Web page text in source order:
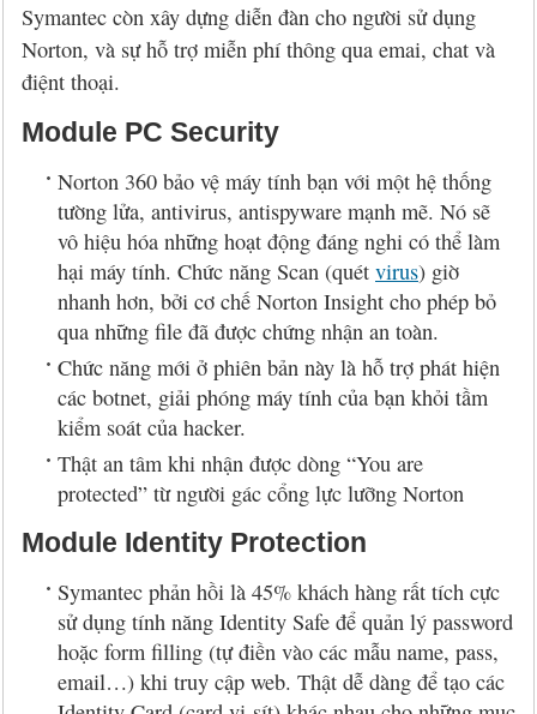
Symantec còn xây dựng diễn đàn cho người sử dụng
Norton, và sự hỗ trợ miễn phí thông qua emai, chat và
điệnt thoại.
Module PC Security
Norton 360 bảo vệ máy tính bạn với một hệ thống
tường lửa, antivirus, antispyware mạnh mẽ. Nó sẽ
vô hiệu hóa những hoạt động đáng nghi có thể làm
hại máy tính. Chức năng Scan (quét virus) giờ
nhanh hơn, bởi cơ chế Norton Insight cho phép bỏ
qua những file đã được chứng nhận an toàn.
Chức năng mới ở phiên bản này là hỗ trợ phát hiện
các botnet, giải phóng máy tính của bạn khỏi tầm
kiểm soát của hacker.
Thật an tâm khi nhận được dòng “You are
protected” từ người gác cổng lực lưỡng Norton
Module Identity Protection
Symantec phản hồi là 45% khách hàng rất tích cực
sử dụng tính năng Identity Safe để quản lý password
hoặc form filling (tự điền vào các mẫu name, pass,
email…) khi truy cập web. Thật dễ dàng để tạo các